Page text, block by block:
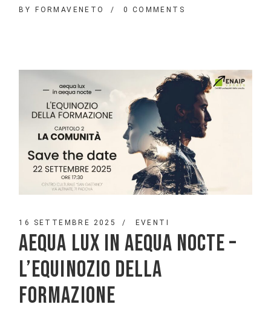
BY FORMAVENETO 0 COMMENTS
16 SETTEMBRE 2025 EVENTI
AEQUA LUX IN AEQUA NOCTE –
L’EQUINOZIO DELLA
FORMAZIONE